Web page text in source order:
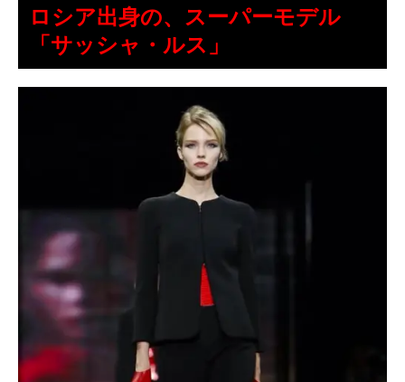
ロシア出身の、スーパーモデル
「サッシャ・ルス」